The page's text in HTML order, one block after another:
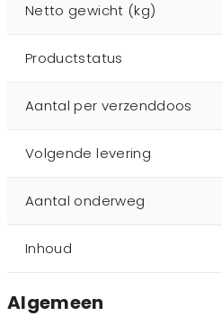
Netto gewicht (kg)
Productstatus
Aantal per verzenddoos
Volgende levering
Aantal onderweg
Inhoud
Algemeen